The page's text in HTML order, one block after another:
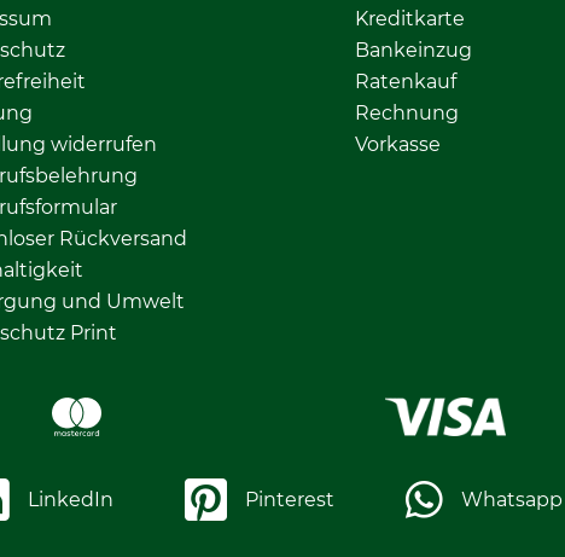
widerrufen
Rückversand
und Umwelt
Print
Kreditkarte
Bankeinzug
Ratenkauf
Rechnung
Vorkasse
LinkedIn Pinterest Whatsapp